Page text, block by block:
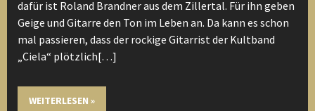
dafür ist Roland Brandner aus dem Zillertal. Für ihn geben
Geige und Gitarre den Ton im Leben an. Da kann es schon
mal passieren, dass der rockige Gitarrist der Kultband
„Ciela“ plötzlich[…]
WEITERLESEN »